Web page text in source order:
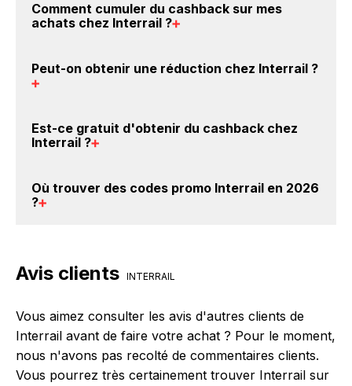
Comment cumuler du cashback sur mes
achats chez Interrail ?
Interrail : Créez votre compte sur BackBackBack et
dans votre cagnotte au plus tard 48h après votre
Peut-on obtenir une réduction chez Interrail ?
crédités sur votre cagnotte BackBackBack lorsque
Est-ce gratuit d'obtenir du cashback chez
Interrail ?
compte gratuitement pour cumuler vos réductions
Où trouver des codes promo Interrail en 2026
?
sont disponibles sur notre site BackBackBack, vous
codes promo Interrail.
Avis clients INTERRAIL
Vous aimez consulter les avis d'autres clients de
Interrail avant de faire votre achat ? Pour le moment,
nous n'avons pas recolté de commentaires clients.
Vous pourrez très certainement trouver Interrail sur